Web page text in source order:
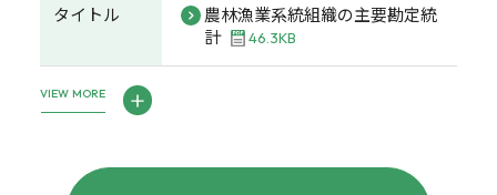
タイトル
農林漁業系統組織の主要勘定統
計
46.3KB
VIEW MORE